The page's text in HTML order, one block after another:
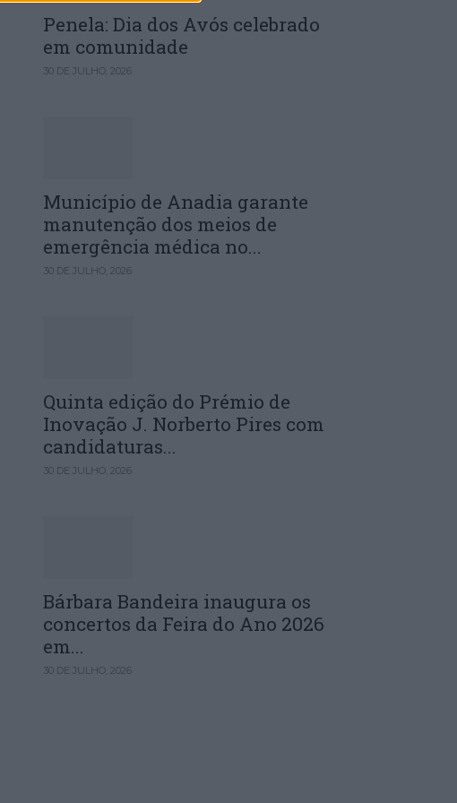
Penela: Dia dos Avós celebrado
em comunidade
30 DE JULHO, 2026
Município de Anadia garante
manutenção dos meios de
emergência médica no...
30 DE JULHO, 2026
Quinta edição do Prémio de
Inovação J. Norberto Pires com
candidaturas...
30 DE JULHO, 2026
Bárbara Bandeira inaugura os
concertos da Feira do Ano 2026
em...
30 DE JULHO, 2026